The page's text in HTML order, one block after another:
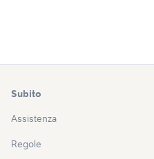
Subito
Assistenza
Regole